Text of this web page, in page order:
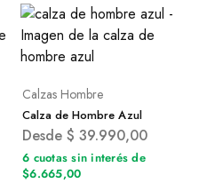
Calzas Hombre
Calza de Hombre Azul
Desde $ 39.990,00
6 cuotas sin interés de
$6.665,00